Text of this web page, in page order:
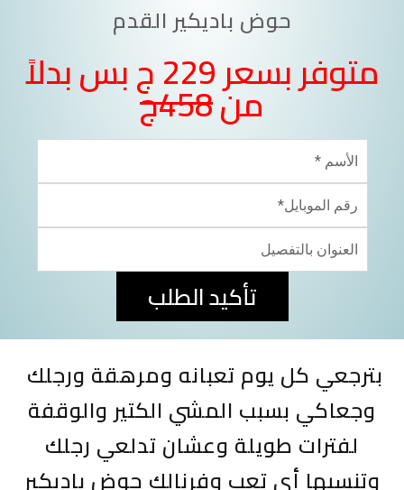
حوض باديكير القدم
متوفر بسعر 229 ج بس بدلاً
من458ج
تأكيد الطلب
وجعاكي بسبب المشي الكتير والوقفة
لفترات طويلة وعشان تدلعي رجلك
وتنسيها أي تعب وفرنالك حوض باديكير